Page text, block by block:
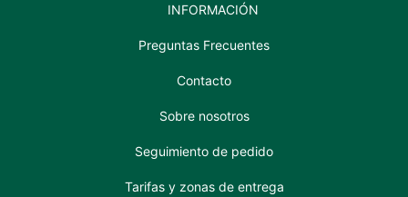
INFORMACIÓN
Preguntas Frecuentes
Contacto
Sobre nosotros
Seguimiento de pedido
Tarifas y zonas de entrega